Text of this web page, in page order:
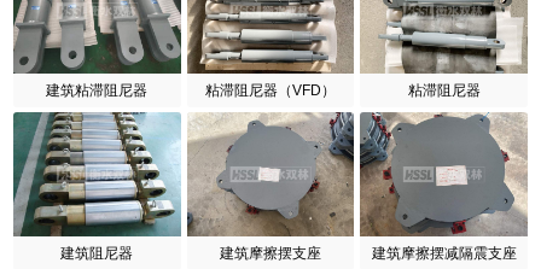
建筑粘滞阻尼器 粘滞阻尼器（VFD） 粘滞阻尼器
建筑阻尼器 建筑摩擦摆支座 建筑摩擦摆减隔震支座